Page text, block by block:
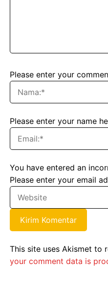
Please enter your
Please enter your name
You have entered an
Please enter your email
This site uses Akismet to
your comment data is